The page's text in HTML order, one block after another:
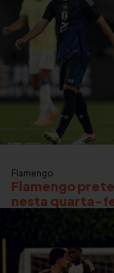
Flamengo
Flamengo
nesta quarta-